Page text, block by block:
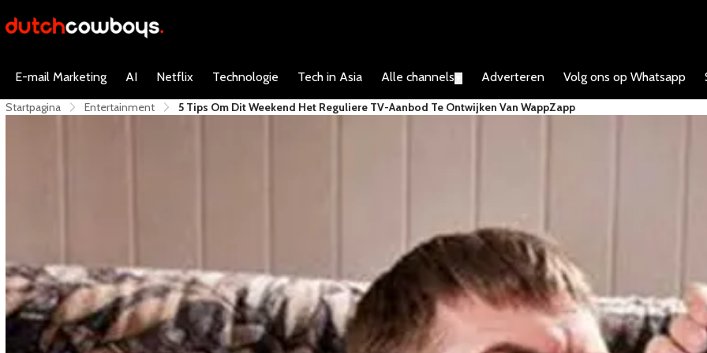
E-mail Marketing AI Netflix Technologie Tech in Asia Alle channels Adverteren Volg ons op Whatsapp
Startpagina Entertainment 5 Tips Om Dit Weekend Het Reguliere TV-Aanbod Te Ontwijken Van WappZapp